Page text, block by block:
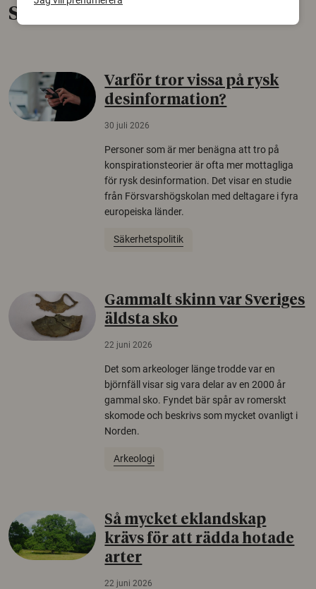
Senaste nytt
Varför tror vissa på rysk
desinformation?
30 juli 2026
Personer som är mer benägna att tro på
konspirationsteorier är ofta mer mottagliga
för rysk desinformation. Det visar en studie
från Försvarshögskolan med deltagare i fyra
europeiska länder.
Säkerhetspolitik
Gammalt skinn var Sveriges
äldsta sko
22 juni 2026
Det som arkeologer länge trodde var en
björnfäll visar sig vara delar av en 2000 år
gammal sko. Fyndet bär spår av romerskt
skomode och beskrivs som mycket ovanligt i
Norden.
Arkeologi
Så mycket eklandskap
krävs för att rädda hotade
arter
22 juni 2026